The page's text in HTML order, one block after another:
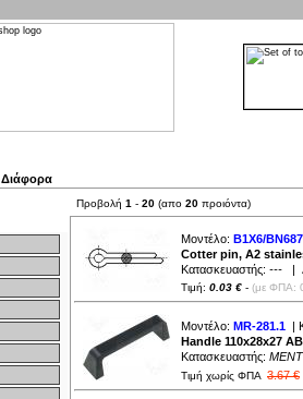
Διάφορα
Προβολή 1 - 20 (απο 20 προιόντα)
Μοντέλο: B1X6/BN687
Cotter pin, A2
Κατασκευαστής: --- |
Τιμή: 0.03 € - (με ΦΠΑ:
Μοντέλο: MR-281.1 |
Handle 110x28x27
Κατασκευαστής:
Τιμή χωρίς ΦΠΑ 3.67 €